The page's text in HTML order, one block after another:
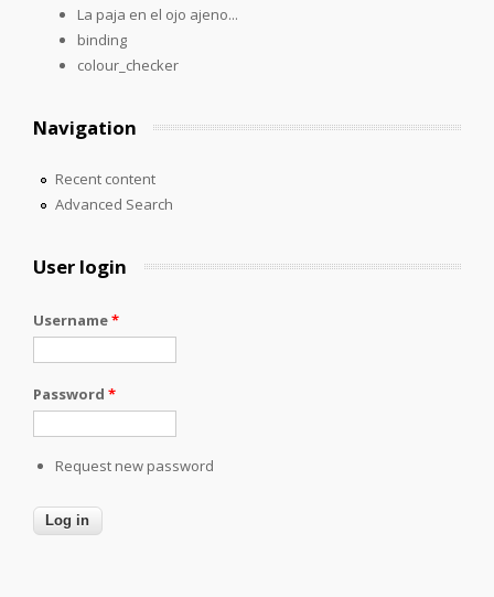
La paja en el ojo ajeno...
binding
colour_checker
Navigation
Recent content
Advanced Search
User login
Username*
Password *
Request new password